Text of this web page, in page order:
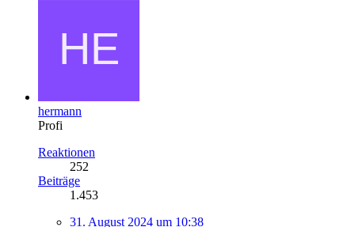
hermann
Profi
Reaktionen
252
Beiträge
1.453
31. August 2024 um 10:38